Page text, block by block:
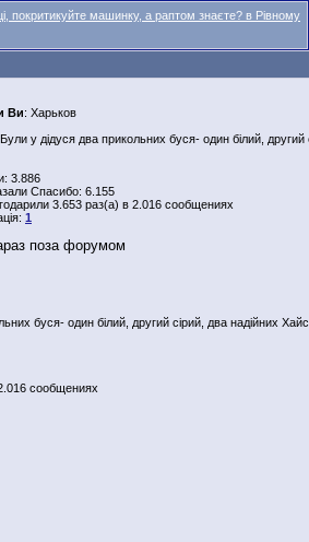
покритикуйте машинку, а раптом знаєте? в Рівному
Ви: Харьков
у дідуся два прикольних буся- один білий, другий
3.886
Спасибо: 6.155
3.653 раз(а) в 2.016 сообщениях
1
буся- один білий, другий сірий, два надійних
сообщениях